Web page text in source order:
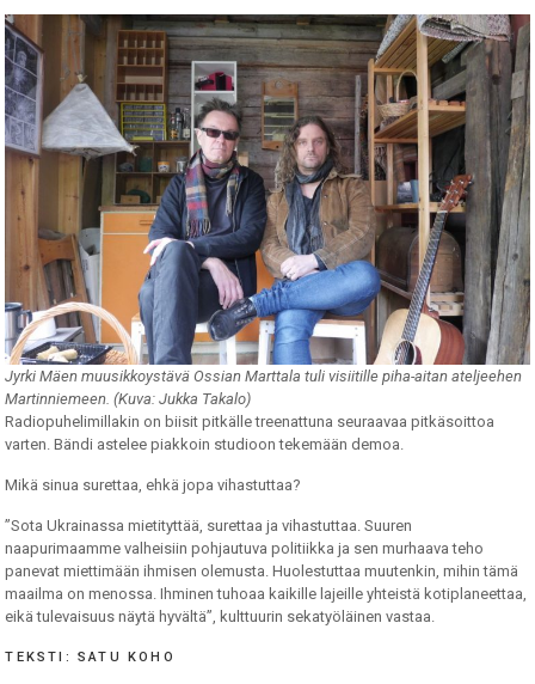
Jyrki Mäen muusikkoystävä Ossian Marttala tuli visiitille piha-aitan ateljeehen
Martinniemeen. (Kuva: Jukka Takalo)
Radiopuhelimillakin on biisit pitkälle treenattuna seuraavaa pitkäsoittoa
varten. Bändi astelee piakkoin studioon tekemään demoa.
Mikä sinua surettaa, ehkä jopa vihastuttaa?
”Sota Ukrainassa mietityttää, surettaa ja vihastuttaa. Suuren
naapurimaamme valheisiin pohjautuva politiikka ja sen murhaava teho
panevat miettimään ihmisen olemusta. Huolestuttaa muutenkin, mihin tämä
maailma on menossa. Ihminen tuhoaa kaikille lajeille yhteistä kotiplaneettaa,
eikä tulevaisuus näytä hyvältä”, kulttuurin sekatyöläinen vastaa.
TEKSTI: SATU KOHO